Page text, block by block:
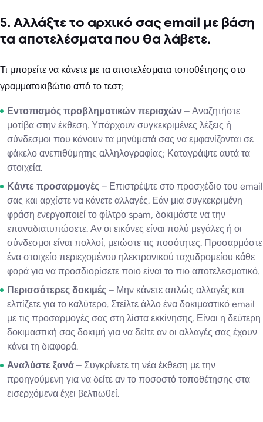
5. Αλλάξτε το αρχικό σας email με βάση
τα αποτελέσματα που θα λάβετε.
Τι μπορείτε να κάνετε με τα αποτελέσματα τοποθέτησης στο
γραμματοκιβώτιο από το τεστ;
Εντοπισμός προβληματικών περιοχών – Αναζητήστε
μοτίβα στην έκθεση. Υπάρχουν συγκεκριμένες λέξεις ή
σύνδεσμοι που κάνουν τα μηνύματά σας να εμφανίζονται σε
φάκελο ανεπιθύμητης αλληλογραφίας; Καταγράψτε αυτά τα
στοιχεία.
Κάντε προσαρμογές – Επιστρέψτε στο προσχέδιο του email
σας και αρχίστε να κάνετε αλλαγές. Εάν μια συγκεκριμένη
φράση ενεργοποιεί το φίλτρο spam, δοκιμάστε να την
επαναδιατυπώσετε. Αν οι εικόνες είναι πολύ μεγάλες ή οι
σύνδεσμοι είναι πολλοί, μειώστε τις ποσότητες. Προσαρμόστε
ένα στοιχείο περιεχομένου ηλεκτρονικού ταχυδρομείου κάθε
φορά για να προσδιορίσετε ποιο είναι το πιο αποτελεσματικό.
Περισσότερες δοκιμές – Μην κάνετε απλώς αλλαγές και
ελπίζετε για το καλύτερο. Στείλτε άλλο ένα δοκιμαστικό email
με τις προσαρμογές σας στη λίστα εκκίνησης. Είναι η δεύτερη
δοκιμαστική σας δοκιμή για να δείτε αν οι αλλαγές σας έχουν
κάνει τη διαφορά.
Αναλύστε ξανά – Συγκρίνετε τη νέα έκθεση με την
προηγούμενη για να δείτε αν το ποσοστό τοποθέτησης στα
εισερχόμενα έχει βελτιωθεί.